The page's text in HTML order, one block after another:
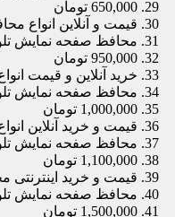
650,000 تومان
قیمت و آنلاین انواع
محافظ صفحه نمایش تلویزیون
950,000 تومان
خرید آنلاین و قیمت
محافظ صفحه نمایش تلویزیون
1,000,000 تومان
قیمت و خرید آنلاین
محافظ صفحه نمایش تلویزیون
1,100,000 تومان
قیمت و خرید اینترنتی
محافظ صفحه نمایش تلویزیون
1,500,000 تومان